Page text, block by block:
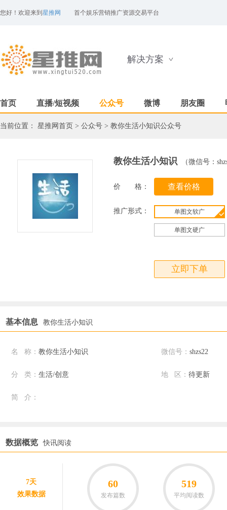
您好！欢迎来到 星推网 首个娱乐营销推广资源交易平台
解决方案
首页 直播/短视频 公众号 微博 朋友圈
当前位置： 星推网首页 > 公众号 > 教你生活小知识公众号
教你生活小知识 （微信号：
价 格：
推广形式： 单图文软广
单图文硬广
立即下单
基本信息 教你生活小知识
名 称： 教你生活小知识 微信号：shzs22
分 类： 生活/创意 地 区：待更新
简 介：
数据概览 快讯阅读
7天
效果数据
60
发布篇数
519
平均阅读数